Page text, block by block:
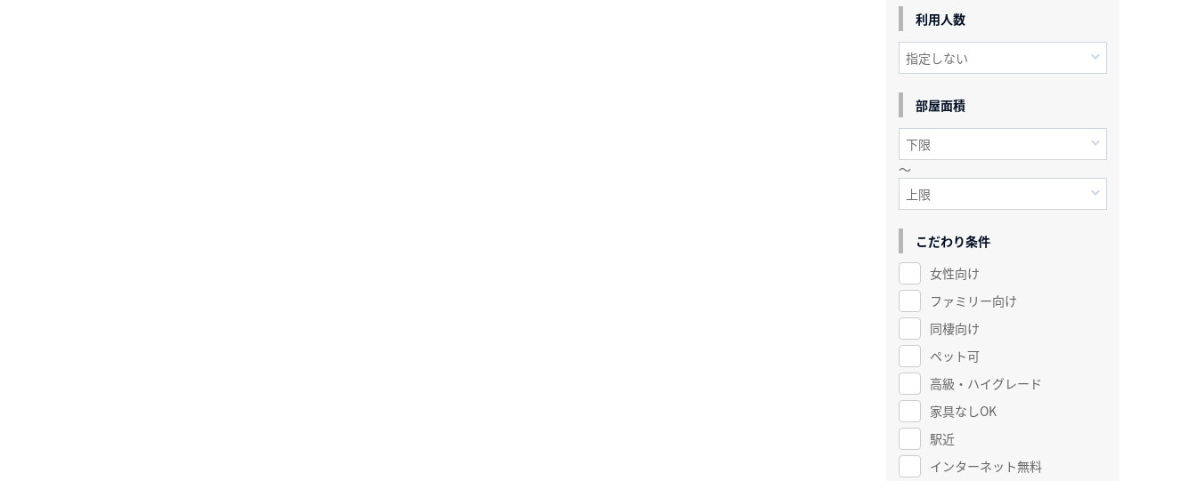
利用人数
部屋面積
～
こだわり条件
女性向け
ファミリー向け
同棲向け
ペット可
高級・ハイグレード
家具なしOK
駅近
インターネット無料